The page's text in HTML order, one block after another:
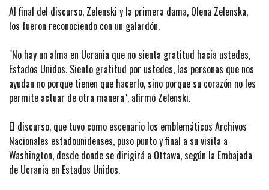
Al final del discurso, Zelenski y la primera dama, Olena Zelenska,
los fueron reconociendo con un galardón.
"No hay un alma en Ucrania que no sienta gratitud hacia ustedes,
Estados Unidos. Siento gratitud por ustedes, las personas que nos
ayudan no porque tienen que hacerlo, sino porque su corazón no les
permite actuar de otra manera", afirmó Zelenski.
El discurso, que tuvo como escenario los emblemáticos Archivos
Nacionales estadounidenses, puso punto y final a su visita a
Washington, desde donde se dirigirá a Ottawa, según la Embajada
de Ucrania en Estados Unidos.